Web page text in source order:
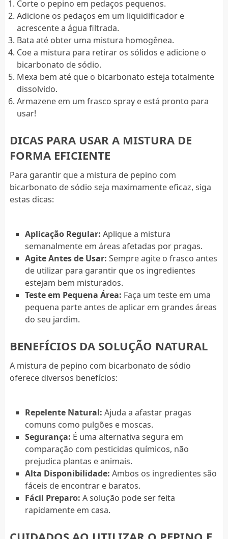
Corte o pepino em pedaços pequenos.
Adicione os pedaços em um liquidificador e
acrescente a água filtrada.
Bata até obter uma mistura homogênea.
Coe a mistura para retirar os sólidos e adicione o
bicarbonato de sódio.
Mexa bem até que o bicarbonato esteja totalmente
dissolvido.
Armazene em um frasco spray e está pronto para
usar!
DICAS PARA USAR A MISTURA DE
FORMA EFICIENTE
Para garantir que a mistura de pepino com
bicarbonato de sódio seja maximamente eficaz, siga
estas dicas:
Aplicação Regular: Aplique a mistura
semanalmente em áreas afetadas por pragas.
Agite Antes de Usar: Sempre agite o frasco antes
de utilizar para garantir que os ingredientes
estejam bem misturados.
Teste em Pequena Área: Faça um teste em uma
pequena parte antes de aplicar em grandes áreas
do seu jardim.
BENEFÍCIOS DA SOLUÇÃO NATURAL
A mistura de pepino com bicarbonato de sódio
oferece diversos benefícios:
Repelente Natural: Ajuda a afastar pragas
comuns como pulgões e moscas.
Segurança: É uma alternativa segura em
comparação com pesticidas químicos, não
prejudica plantas e animais.
Alta Disponibilidade: Ambos os ingredientes são
fáceis de encontrar e baratos.
Fácil Preparo: A solução pode ser feita
rapidamente em casa.